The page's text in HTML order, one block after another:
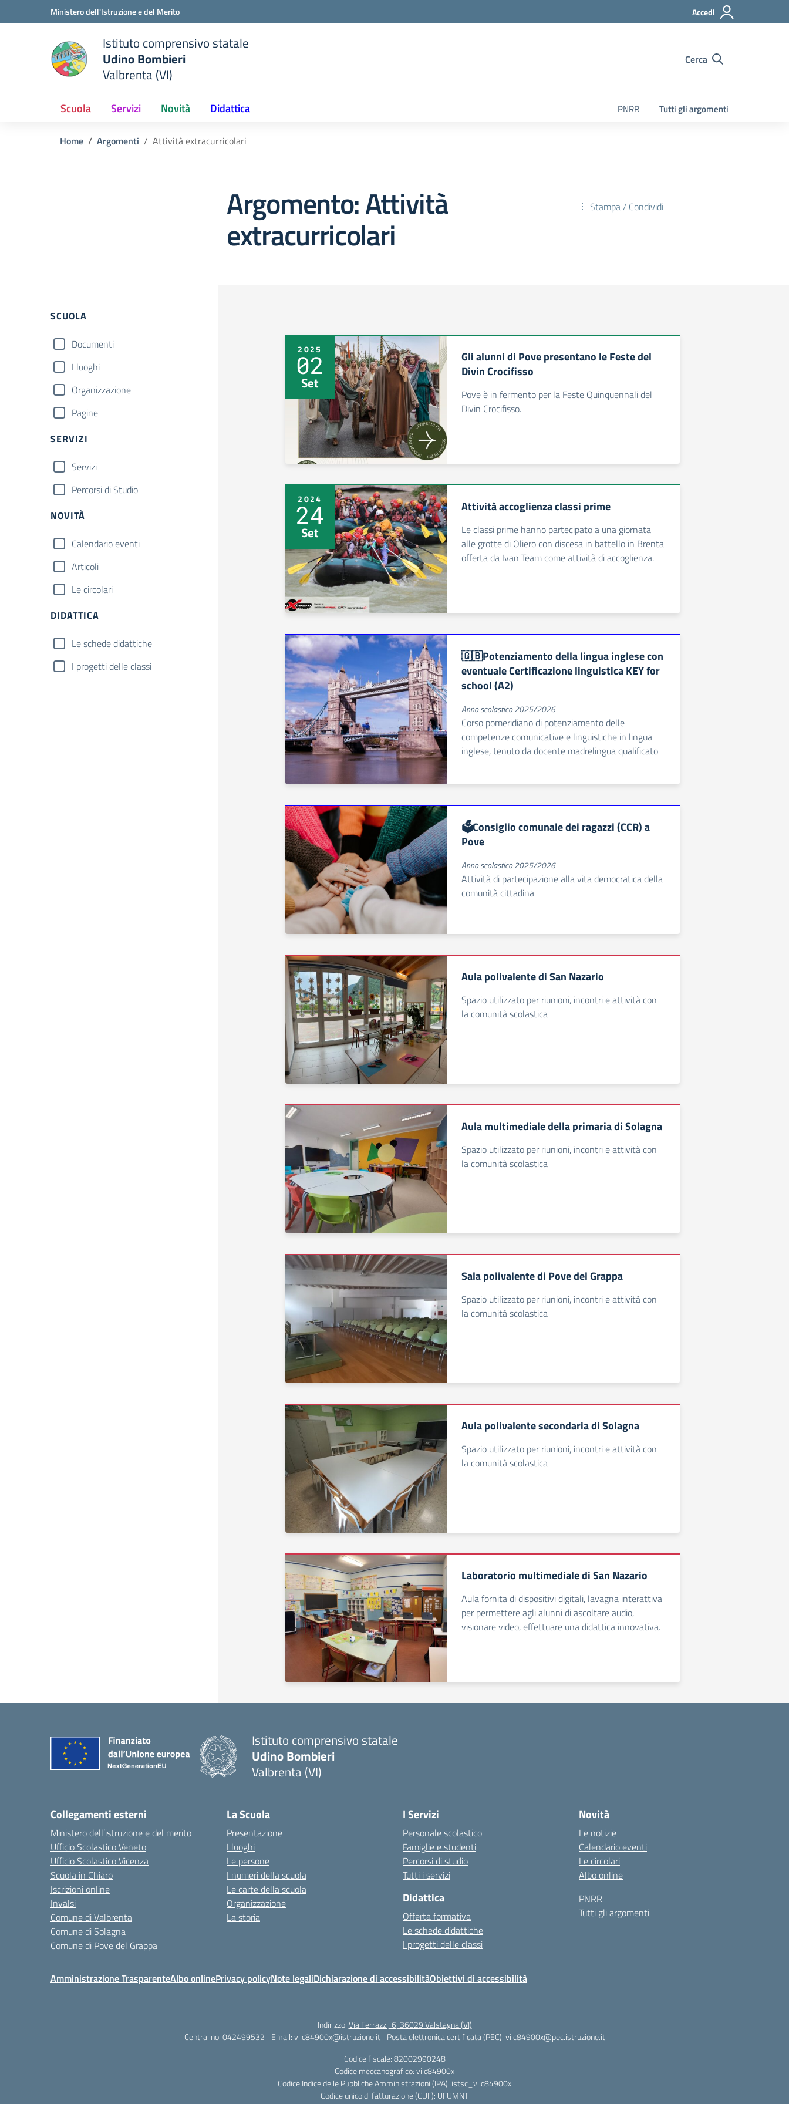
Vai ai contenuti
Vai al menu di navigazioneMinistero dell'Istruzione e del Merito Accedi
scuola
Istituto comprensivo statale
Udino Bombieri
Valbrenta (VI)
Cerca
Scuola Servizi Novità Didattica PNRR Tutti gli argomenti
Home Argomenti Attività extracurricolari
Argomento: Attività
extracurricolari
Stampa / Condividi
Filtri
SCUOLA
Documenti
I luoghi
Organizzazione
Pagine
SERVIZI
Servizi
Percorsi di Studio
NOVITÀ
Calendario eventi
Articoli
Le circolari
DIDATTICA
Le schede didattiche
I progetti delle classi
2025
02
Set
Gli alunni di Pove presentano le Feste del
Divin Crocifisso
Pove è in fermento per la Feste Quinquennali del
Divin Crocifisso.
2024
24
Set
Attività accoglienza classi prime
Le classi prime hanno partecipato a una giornata
alle grotte di Oliero con discesa in battello in Brenta
offerta da Ivan Team come attività di accoglienza.
🇬🇧Potenziamento della lingua inglese con
eventuale Certificazione linguistica KEY for
school (A2)
Anno scolastico 2025/2026
Corso pomeridiano di potenziamento delle
competenze comunicative e linguistiche in lingua
inglese, tenuto da docente madrelingua qualificato
🗳Consiglio comunale dei ragazzi (CCR) a
Pove
Anno scolastico 2025/2026
Attività di partecipazione alla vita democratica della
comunità cittadina
Aula polivalente di San Nazario
Spazio utilizzato per riunioni, incontri e attività con
la comunità scolastica
Aula multimediale della primaria di Solagna
Spazio utilizzato per riunioni, incontri e attività con
la comunità scolastica
Sala polivalente di Pove del Grappa
Spazio utilizzato per riunioni, incontri e attività con
la comunità scolastica
Aula polivalente secondaria di Solagna
Spazio utilizzato per riunioni, incontri e attività con
la comunità scolastica
Laboratorio multimediale di San Nazario
Aula fornita di dispositivi digitali, lavagna interattiva
per permettere agli alunni di ascoltare audio,
visionare video, effettuare una didattica innovativa.
Istituto comprensivo statale
Udino Bombieri
Valbrenta (VI)
Collegamenti esterni
Ministero dell’istruzione e del merito
Ufficio Scolastico Veneto
Ufficio Scolastico Vicenza
Scuola in Chiaro
Iscrizioni online
Invalsi
Comune di Valbrenta
Comune di Solagna
Comune di Pove del Grappa
La Scuola
Presentazione
I luoghi
Le persone
I numeri della scuola
Le carte della scuola
Organizzazione
La storia
I Servizi
Personale scolastico
Famiglie e studenti
Percorsi di studio
Tutti i servizi
Didattica
Offerta formativa
Le schede didattiche
I progetti delle classi
Novità
Le notizie
Calendario eventi
Le circolari
Albo online
PNRR
Tutti gli argomenti
Amministrazione TrasparenteAlbo onlinePrivacy policyNote legaliDichiarazione di accessibilitàObiettivi di accessibilità
Indirizzo:Via Ferrazzi, 6, 36029 Valstagna (VI)
Centralino:042499532 Email:viic84900x@istruzione.it Posta elettronica certificata (PEC):viic84900x@pec.istruzione.it
Codice fiscale: 82002990248
Codice meccanografico:viic84900x
Codice Indice delle Pubbliche Amministrazioni (IPA): istsc_viic84900x
Codice unico di fatturazione (CUF): UFUMNT